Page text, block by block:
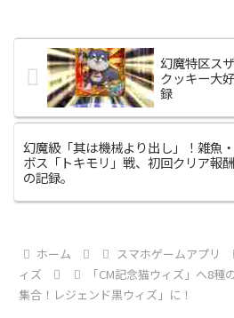
幻魔特区ス
クッキー大
録
幻魔級「其は機械より出し」！雑魚・
ボス「トキモリ」戦、初回クリア報酬
の記録。
ホーム スマホゲームアプリ
ィズ
「CM記念猫ウィズ」へ8
集合！レジェンド黒ウィズ」に！